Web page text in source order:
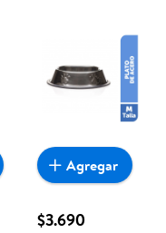
$3.690
Agregar